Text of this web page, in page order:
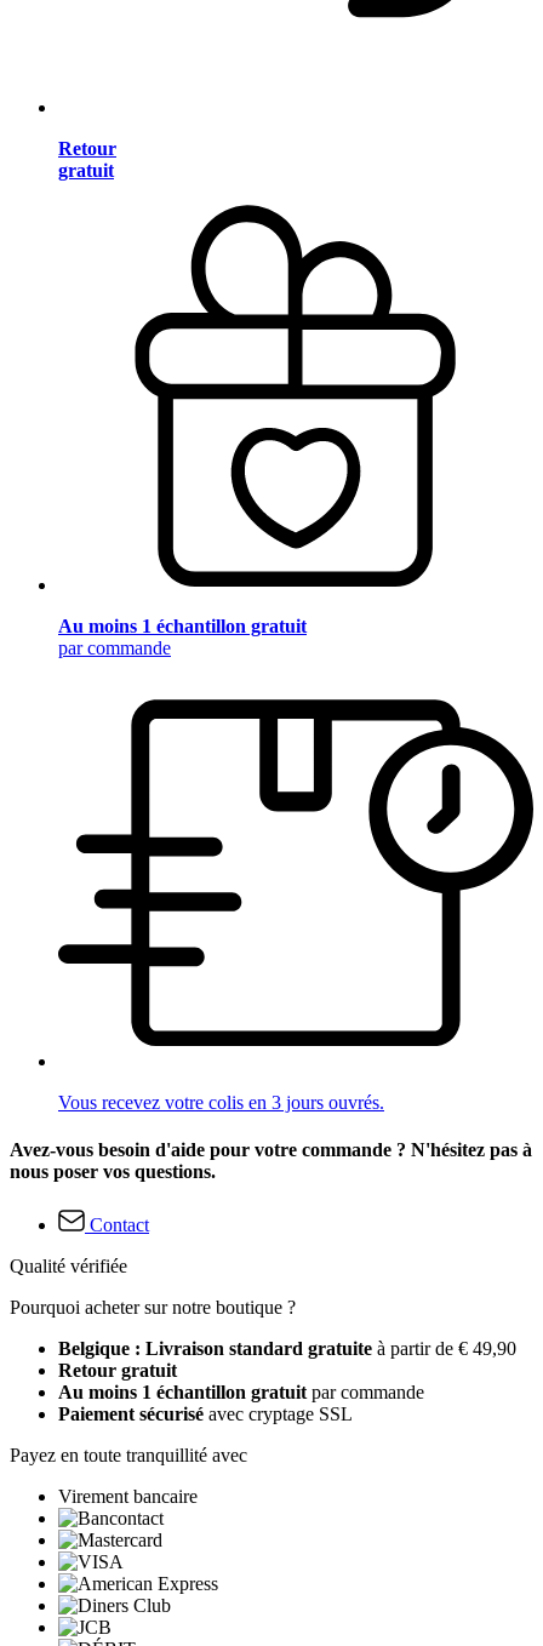
Retour
gratuit
Au moins 1 échantillon gratuit
par commande
Vous recevez votre colis en 3 jours ouvrés.
Avez-vous besoin d'aide pour votre commande ? N'hésitez pas à
nous poser vos questions.
Contact
Qualité vérifiée
Pourquoi acheter sur notre boutique ?
Belgique : Livraison standard gratuite à partir de € 49,90
Retour gratuit
Au moins 1 échantillon gratuit par commande
Paiement sécurisé avec cryptage SSL
Payez en toute tranquillité avec
Virement bancaire